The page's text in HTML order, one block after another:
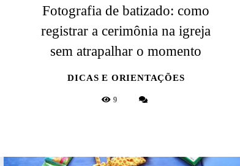
Fotografia de batizado: como
registrar a cerimônia na igreja
sem atrapalhar o momento
DICAS E ORIENTAÇÕES
9